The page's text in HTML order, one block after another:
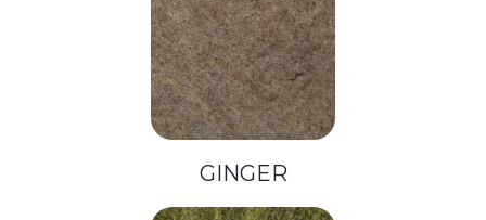
GINGER